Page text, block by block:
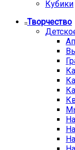
Кубики
Творчество